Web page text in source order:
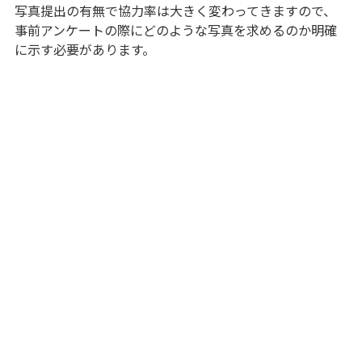
写真提出の有無で協力率は大きく変わってきますので、
事前アンケートの際にどのような写真を求めるのか明確
に示す必要があります。